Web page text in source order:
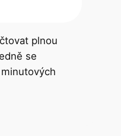
plnou
se